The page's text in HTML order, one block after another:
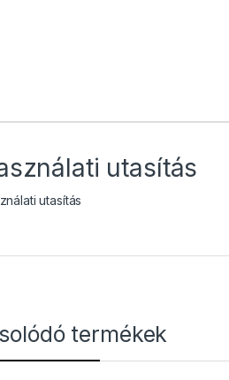
utasítás
utasítás
termékek